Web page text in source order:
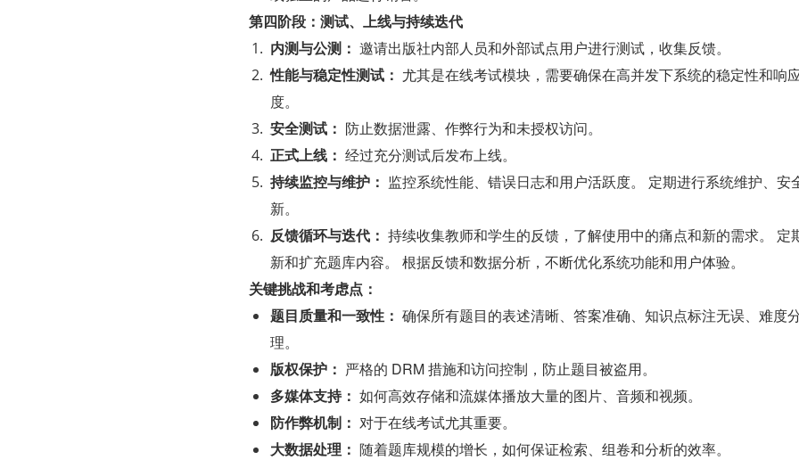
第四阶段：测试、上线与持续迭代
内测与公测： 邀请出版社内部人员和外部试点用户进行测试，收集反馈。
性能与稳定性测试： 尤其是在线考试模块，需要确保在高并发下系统的稳定性和响
度。
安全测试： 防止数据泄露、作弊行为和未授权访问。
正式上线： 经过充分测试后发布上线。
持续监控与维护： 监控系统性能、错误日志和用户活跃度。 定期进行系统维护、安
新。
反馈循环与迭代： 持续收集教师和学生的反馈，了解使用中的痛点和新的需求。 定
新和扩充题库内容。 根据反馈和数据分析，不断优化系统功能和用户体验。
关键挑战和考虑点：
题目质量和一致性： 确保所有题目的表述清晰、答案准确、知识点标注无误、难度
理。
版权保护： 严格的 DRM 措施和访问控制，防止题目被盗用。
多媒体支持： 如何高效存储和流媒体播放大量的图片、音频和视频。
防作弊机制： 对于在线考试尤其重要。
大数据处理： 随着题库规模的增长，如何保证检索、组卷和分析的效率。